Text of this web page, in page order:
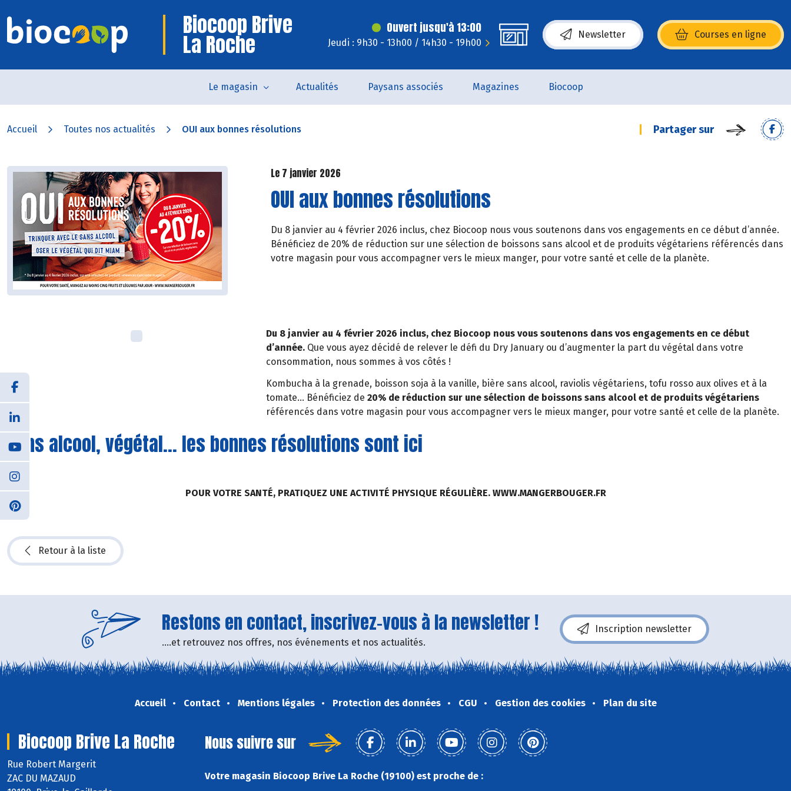
Biocoop Brive
La Roche
Ouvert jusqu'à 13:00
Jeudi : 9h30 - 13h00 / 14h30 - 19h00
Newsletter Courses en ligne
(s’ouvre dans une nouvelle fenêtre)
Le magasin Actualités Paysans associés Magazines Biocoop
Accueil Toutes nos actualités OUI aux bonnes résolutions Partager sur
Le 7 janvier 2026
OUI aux bonnes résolutions
Du 8 janvier au 4 février 2026 inclus, chez Biocoop nous vous soutenons dans vos engagements en ce début d’année.
Bénéficiez de 20% de réduction sur une sélection de boissons sans alcool et de produits végétariens référencés dans
votre magasin pour vous accompagner vers le mieux manger, pour votre santé et celle de la planète.
Du 8 janvier au 4 février 2026 inclus, chez Biocoop nous vous soutenons dans vos engagements en ce début
d’année.Que vous ayez décidé de relever le défi du Dry January ou d’augmenter la part du végétal dans votre
consommation, nous sommes à vos côtés !
Kombucha à la grenade, boisson soja à la vanille, bière sans alcool, raviolis végétariens, tofu rosso aux olives et à la
tomate… Bénéficiez de 20% de réduction sur une sélection de boissons sans alcool et de produits végétariens
référencés dans votre magasin pour vous accompagner vers le mieux manger, pour votre santé et celle de la planète.
Sans alcool, végétal... les bonnes résolutions sont ici
POUR VOTRE SANTÉ, PRATIQUEZ UNE ACTIVITÉ PHYSIQUE RÉGULIÈRE. WWW.MANGERBOUGER.FR
Retour à la liste
Restons en contact, inscrivez-vous à la newsletter !
....et retrouvez nos offres, nos événements et nos actualités.
Inscription newsletter
Accueil Contact Mentions légales Protection des données CGU Gestion des cookies Plan du site
Biocoop Brive La Roche
Rue Robert Margerit
ZAC DU MAZAUD
Nous suivre sur
Votre magasin Biocoop Brive La Roche (19100) est proche de :